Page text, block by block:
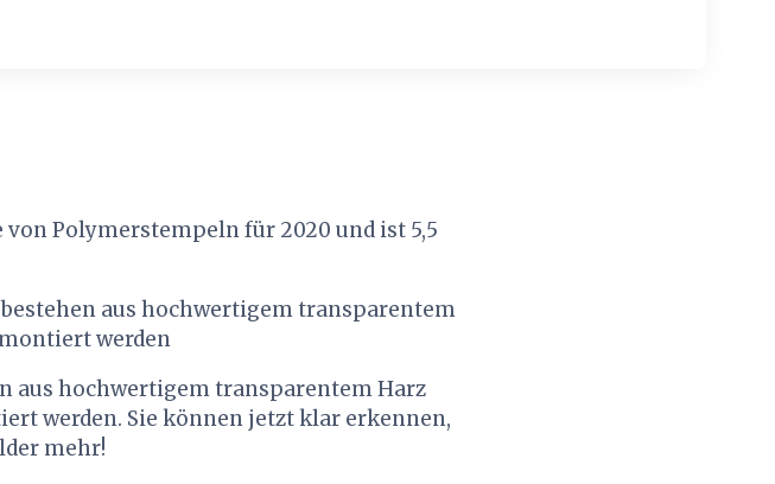
Polymerstempeln für 2020 und ist 5,5
aus hochwertigem transparentem
werden
aus hochwertigem transparentem Harz
werden. Sie können jetzt klar erkennen,
mehr!